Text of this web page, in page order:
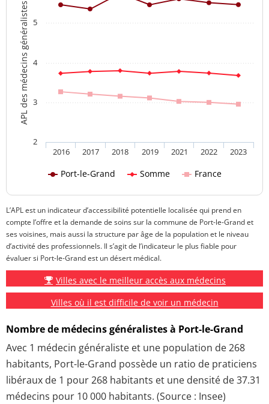
APL des médecins généralistes
Port-le-Grand Somme France
2016 2017 2018 2019 2021 2022 2023
2
3
4
5
L’APL est un indicateur d’accessibilité potentielle localisée qui prend en
compte l’offre et la demande de soins sur la commune de Port-le-Grand et
ses voisines, mais aussi la structure par âge de la population et le niveau
d’activité des professionnels. Il s’agit de l’indicateur le plus fiable pour
évaluer si Port-le-Grand est un désert médical.
Villes avec le meilleur accès aux médecins
Villes où il est difficile de voir un médecin
Nombre de médecins généralistes à Port-le-Grand
Avec 1 médecin généraliste et une population de 268
habitants, Port-le-Grand possède un ratio de praticiens
libéraux de 1 pour 268 habitants et une densité de 37.31
médecins pour 10 000 habitants. (Source : Insee)